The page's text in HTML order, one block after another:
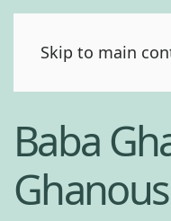
Skip to main
Baba